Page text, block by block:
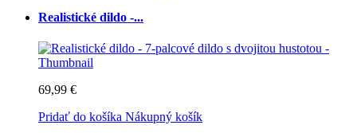
Realistické dildo -...
69,99 €
Pridať do košíka Nákupný košík